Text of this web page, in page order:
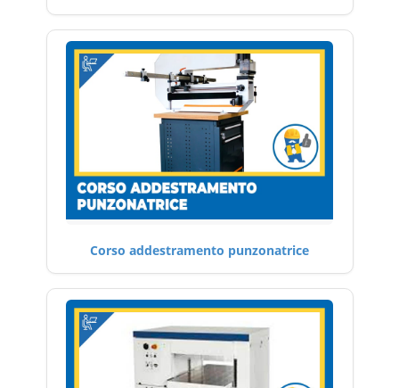
Corso addestramento punzonatrice